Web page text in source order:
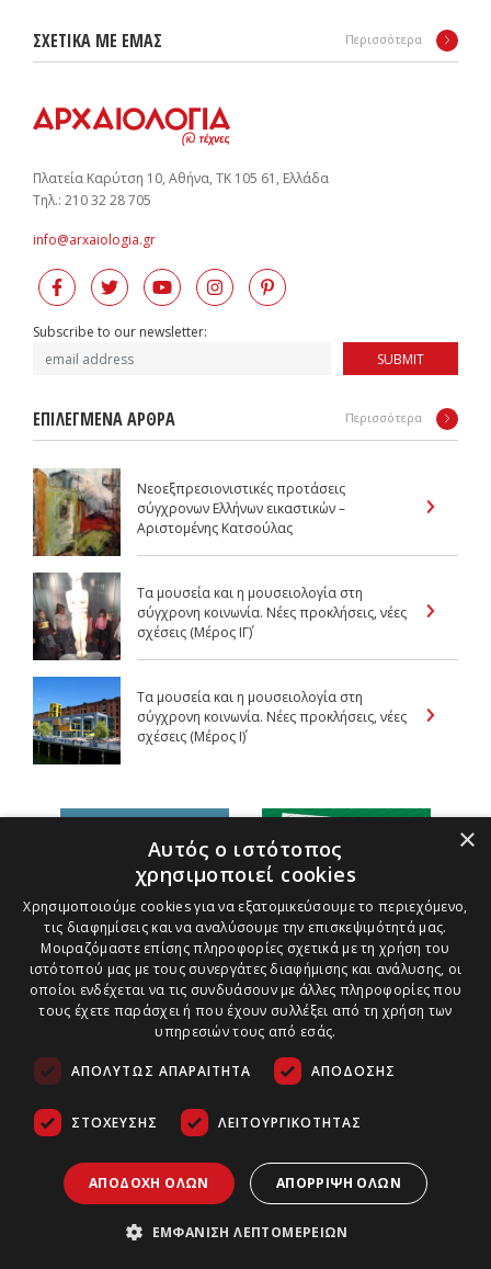
ΣΧΕΤΙΚΑ ΜΕ ΕΜΑΣ Περισσότερα
Πλατεία Καρύτση 10, Αθήνα, ΤΚ 105 61, Ελλάδα
Tηλ.: 210 32 28 705
info@arxaiologia.gr
Subscribe to our newsletter:
SUBMIT
ΕΠΙΛΕΓΜΕΝΑ ΑΡΘΡΑ Περισσότερα
Νεοεξπρεσιονιστικές προτάσεις
σύγχρονων Ελλήνων εικαστικών –
Αριστομένης Κατσούλας
Τα μουσεία και η μουσειολογία στη
σύγχρονη κοινωνία. Νέες προκλήσεις, νέες
σχέσεις (Μέρος IΓ΄)
Τα μουσεία και η μουσειολογία στη
σύγχρονη κοινωνία. Νέες προκλήσεις, νέες
σχέσεις (Μέρος Ι΄)
Copyright ©
Τρόποι Πληρωμής
Ασφάλεια Συναλλαγών
Πολιτική Παράδοσης Προϊόντων
×
Αυτός ο ιστότοπος
χρησιμοποιεί cookies
Χρησιμοποιούμε cookies για να εξατομικεύσουμε το περιεχόμενο,
τις διαφημίσεις και να αναλύσουμε την επισκεψιμότητά μας.
Μοιραζόμαστε επίσης πληροφορίες σχετικά με τη χρήση του
ιστότοπού μας με τους συνεργάτες διαφήμισης και ανάλυσης, οι
οποίοι ενδέχεται να τις συνδυάσουν με άλλες πληροφορίες που
τους έχετε παράσχει ή που έχουν συλλέξει από τη χρήση των
υπηρεσιών τους από εσάς.
ΑΠΟΛΎΤΩΣ ΑΠΑΡΑΊΤΗΤΑ ΑΠΌΔΟΣΗΣ
ΣΤΌΧΕΥΣΗΣ ΛΕΙΤΟΥΡΓΙΚΌΤΗΤΑΣ
ΑΠΟΔΟΧΉ ΌΛΩΝ ΑΠΌΡΡΙΨΗ ΌΛΩΝ
ΕΜΦΆΝΙΣΗ ΛΕΠΤΟΜΕΡΕΙΏΝ